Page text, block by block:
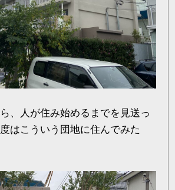
、人が住み始めるまでを見送っ
はこういう団地に住んでみた